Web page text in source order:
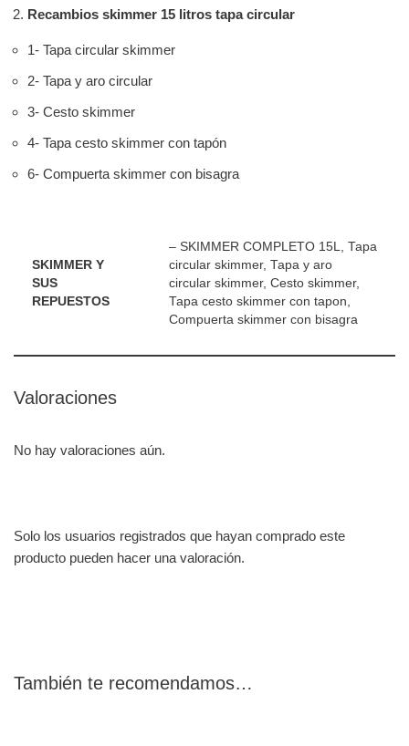
Recambios skimmer 15 litros tapa circular
1- Tapa circular skimmer
2- Tapa y aro circular
3- Cesto skimmer
4- Tapa cesto skimmer con tapón
6- Compuerta skimmer con bisagra
SKIMMER Y
SUS
REPUESTOS
– SKIMMER COMPLETO 15L, Tapa
circular skimmer, Tapa y aro
circular skimmer, Cesto skimmer,
Tapa cesto skimmer con tapon,
Compuerta skimmer con bisagra
Valoraciones
No hay valoraciones aún.
Solo los usuarios registrados que hayan comprado este
producto pueden hacer una valoración.
También te recomendamos…